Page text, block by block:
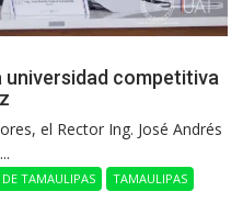
universidad competitiva
el Rector Ing. José Andrés
DE TAMAULIPAS
TAMAULIPAS